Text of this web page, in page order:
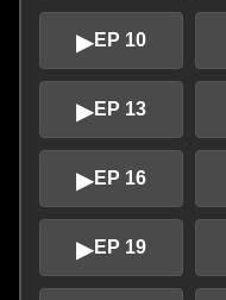
▶EP 10
▶EP 13
▶EP 16
▶EP 19